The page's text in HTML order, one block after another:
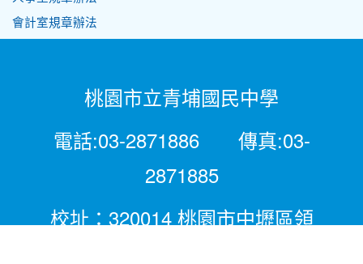
會計室規章辦法
桃園市立青埔國民中學
電話:03-2871886 傳真:03-
2871885
校址：320014 桃園市中壢區領